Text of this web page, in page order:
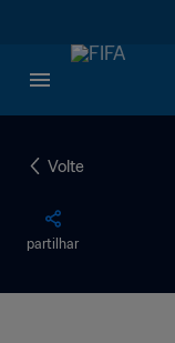
Volte
partilhar